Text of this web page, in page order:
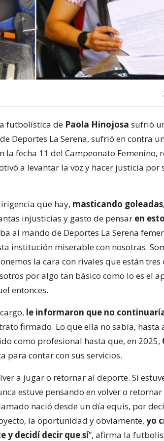
futbolística de Paola Hinojosa sufrió
Deportes La Serena, sufrió en contra
la fecha 11 del Campeonato Femenino,
a levantar la voz y hacer justicia por
que hay, masticando
injusticias y gasto de pensar en
al mando de Deportes La Serena
institución miserable con nosotras.
la cara con rivales que están tres
por algo tan básico como lo es el
entonces.
le informaron que no
firmado. Lo que ella no sabía, hasta
como profesional hasta que, en 2025,
para contar con sus servicios.
a jugar o retornar al deporte. Si
estuve pensando en volver o retornar
nació desde un día equis, por
la oportunidad y obviamente, yo
y decidí decir que sí”, afirma la